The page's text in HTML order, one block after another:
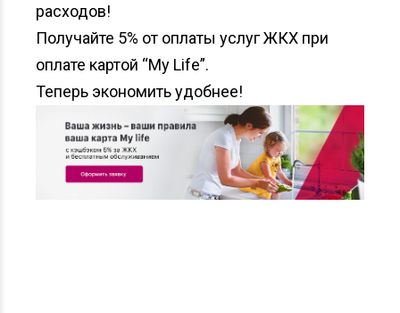
расходов!
Получайте 5% от оплаты услуг ЖКХ при
оплате картой “My Life”.
Теперь экономить удобнее!